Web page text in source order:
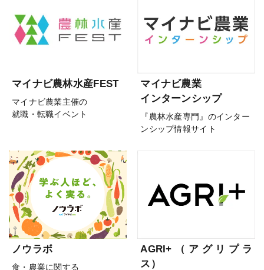
マイナビ農林水産FEST
マイナビ農業主催の
就職・転職イベント
マイナビ農業
インターンシップ
『農林水産専門』のインター
ンシップ情報サイト
ノウラボ
食・農業に関する
AGRI+（アグリプラ
ス）